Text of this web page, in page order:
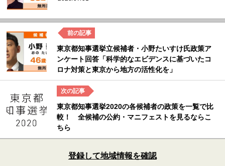
東京都知事選挙立候補者・小野たいすけ氏政策ア
ンケート回答「科学的なエビデンスに基づいたコ
ロナ対策と東京から地方の活性化を」
東京都知事選挙2020の各候補者の政策を一覧で比
較！ 全候補の公約・マニフェストを見るならこ
ちら
登録して地域情報を確認